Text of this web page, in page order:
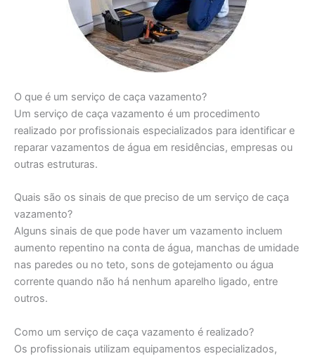
O que é um serviço de caça vazamento?
Um serviço de caça vazamento é um procedimento
realizado por profissionais especializados para identificar e
reparar vazamentos de água em residências, empresas ou
outras estruturas.
Quais são os sinais de que preciso de um serviço de caça
vazamento?
Alguns sinais de que pode haver um vazamento incluem
aumento repentino na conta de água, manchas de umidade
nas paredes ou no teto, sons de gotejamento ou água
corrente quando não há nenhum aparelho ligado, entre
outros.
Como um serviço de caça vazamento é realizado?
Os profissionais utilizam equipamentos especializados,